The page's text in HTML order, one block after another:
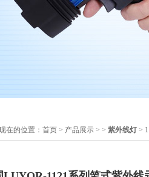
在的位置： 首页 > 产品展示 > > 紫外线灯 >